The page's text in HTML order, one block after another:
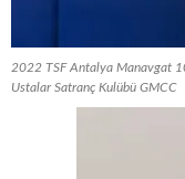
2022 TSF Antalya Manavgat
Ustalar Satranç Kulübü GMCC